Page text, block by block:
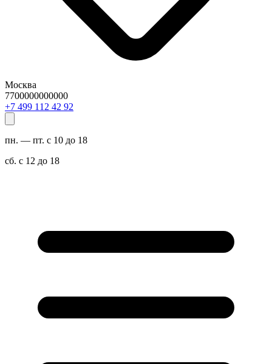
Москва
7700000000000
29 24 211 994 7+
пн. — пт. с 10 до 18
сб. с 12 до 18